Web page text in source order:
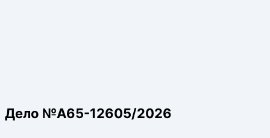
Дело №А65-12605/2026